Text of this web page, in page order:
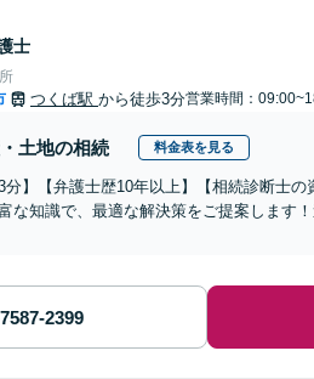
士
つくば駅 から徒歩3分営業時間：
土地の相続 料金表を見る
3分】【弁護士歴10年以上】【相続診断士
な知識で、最適な解決策をご提案します